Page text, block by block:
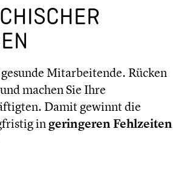
Mitarbeitende. Rücken
machen Sie Ihre
Damit gewinnt die
ingeringeren Fehlzeiten